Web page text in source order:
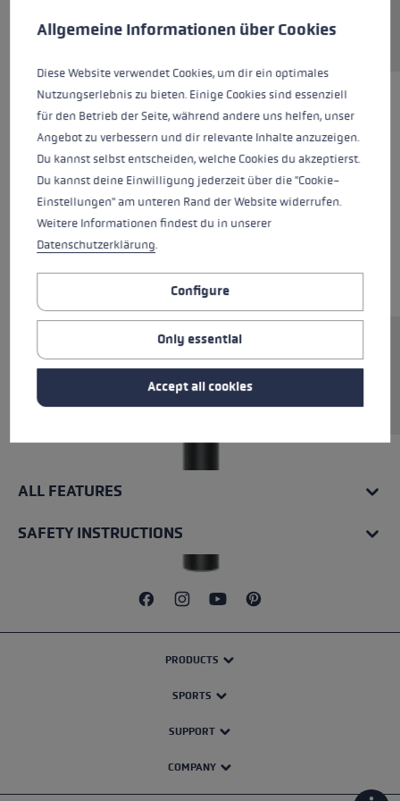
Request sparepart
Stöcke. Abmessungen: 14x250mm.
Rohrmaterial: Carbon.
ALL FEATURES
SAFETY INSTRUCTIONS
PRODUCTS
SPORTS
SUPPORT
COMPANY
This website uses cookies to give you the best possible experience.
Allgemeine Informationen über Cookies
Diese Website verwendet Cookies, um dir ein optimales
Nutzungserlebnis zu bieten. Einige Cookies sind essenziell
für den Betrieb der Seite, während andere uns helfen, unser
Angebot zu verbessern und dir relevante Inhalte anzuzeigen.
Du kannst selbst entscheiden, welche Cookies du akzeptierst.
Du kannst deine Einwilligung jederzeit über die "Cookie-
Einstellungen" am unteren Rand der Website widerrufen.
Weitere Informationen findest du in unserer
Datenschutzerklärung.
Configure
Only essential
Accept all cookies